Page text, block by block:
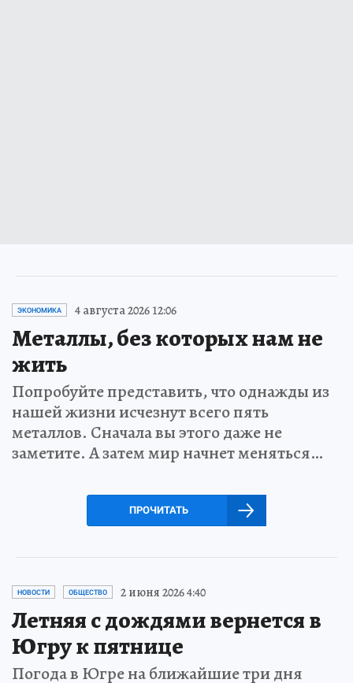
ЭКОНОМИКА 4 августа 2026 12:06
Металлы, без которых нам не
жить
Попробуйте представить, что однажды из
нашей жизни исчезнут всего пять
металлов. Сначала вы этого даже не
заметите. А затем мир начнет меняться…
ПРОЧИТАТЬ
НОВОСТИ ОБЩЕСТВО 2 июня 2026 4:40
Летняя с дождями вернется в
Югру к пятнице
Погода в Югре на ближайшие три дня